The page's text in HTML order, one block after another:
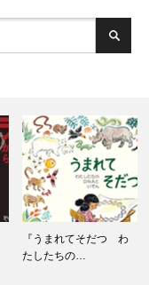
『手作り実験工作室』
（工学社、…